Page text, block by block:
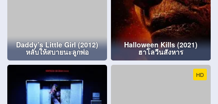
Daddy’s Little Girl (2012)
หลับให้สบายนะลูกพ่อ
Halloween Kills (2021)
ฮาโลวีนสังหาร
HD